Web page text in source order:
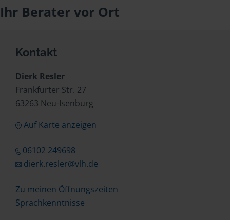
Ihr Berater vor Ort
Kontakt
Dierk Resler
Frankfurter Str. 27
63263 Neu-Isenburg
Auf Karte anzeigen
06102 249698
dierk.resler@vlh.de
Zu meinen Öffnungszeiten
Sprachkenntnisse